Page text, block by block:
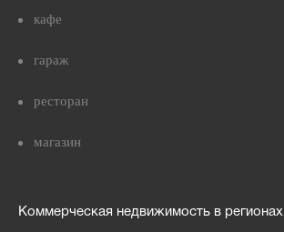
кафе
гараж
ресторан
магазин
Коммерческая недвижимость в регионах